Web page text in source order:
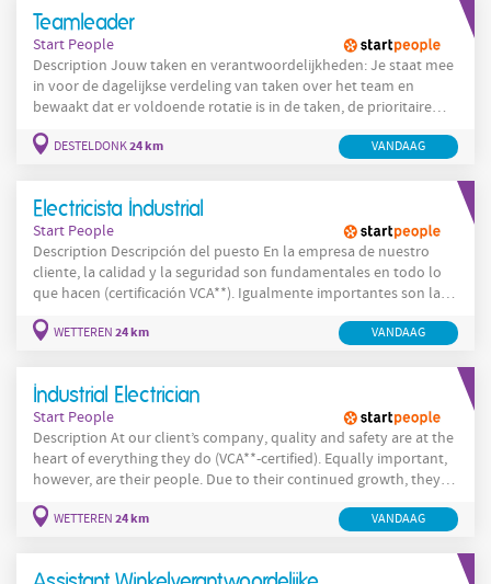
operationele wijzigingen
Teamleader
Start People
Description Jouw taken en verantwoordelijkheden: Je staat mee
in voor de dagelijkse verdeling van taken over het team en
bewaakt dat er voldoende rotatie is in de taken, de prioritaire
taken tijdig afgewerkt worden etc Je zal afwisselend met je
collega teamleader dagelijks het team briefen over de
werken
DESTELDONK24 km VANDAAG
Electricista Industrial
Start People
Description Descripción del puesto En la empresa de nuestro
cliente, la calidad y la seguridad son fundamentales en todo lo
que hacen (certificación VCA**). Igualmente importantes son las
personas que forman parte de su equipo. Debido al crecimiento
constante, están buscando un Electricista Industrial motivado
WETTEREN 24 km VANDAAG
Industrial Electrician
Start People
Description At our client’s company, quality and safety are at the
heart of everything they do (VCA**-certified). Equally important,
however, are their people. Due to their continued growth, they
are looking for a motivated Industrial Electrician to make a real
difference within their organization. Your Role: Perform on-site
WETTEREN 24 km VANDAAG